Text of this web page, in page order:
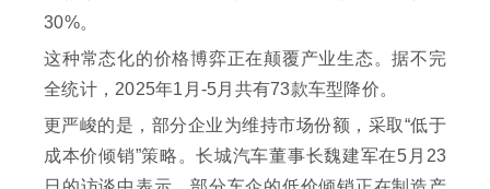
30%。
这种常态化的价格博弈正在颠覆产业生态。据不完
全统计，‌2025年1月-5月共有73款车型降价‌。
更严峻的是，部分企业为维持市场份额，采取“低于
成本价倾销”策略。长城汽车董事长魏建军在5月23